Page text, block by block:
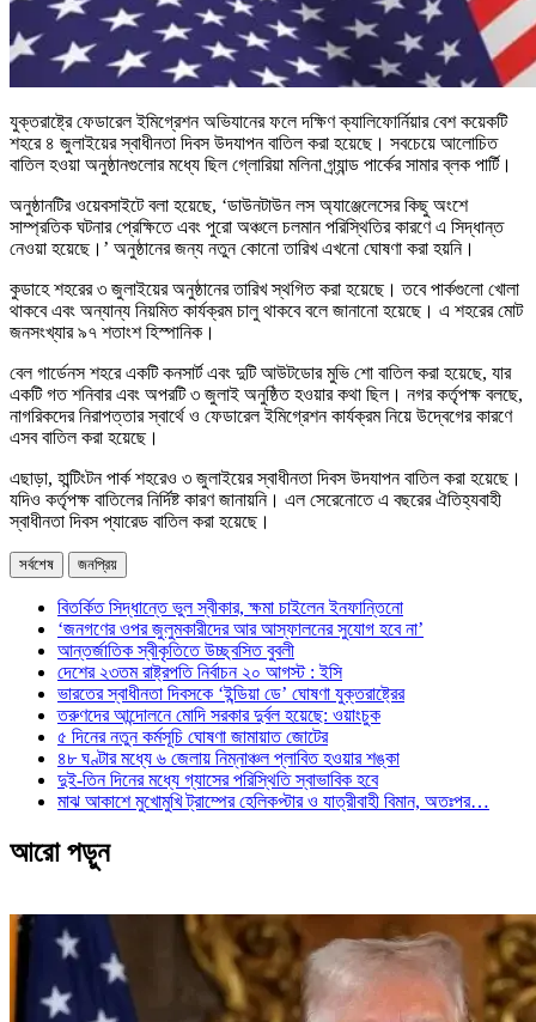
যুক্তরাষ্ট্রে ফেডারেল ইমিগ্রেশন অভিযানের ফলে দক্ষিণ ক্যালিফোর্নিয়ার বেশ কয়েকটি
শহরে ৪ জুলাইয়ের স্বাধীনতা দিবস উদযাপন বাতিল করা হয়েছে। সবচেয়ে আলোচিত
বাতিল হওয়া অনুষ্ঠানগুলোর মধ্যে ছিল গ্লোরিয়া মলিনা গ্র্যান্ড পার্কের সামার ব্লক পার্টি।
অনুষ্ঠানটির ওয়েবসাইটে বলা হয়েছে, ‘ডাউনটাউন লস অ্যাঞ্জেলেসের কিছু অংশে
সাম্প্রতিক ঘটনার প্রেক্ষিতে এবং পুরো অঞ্চলে চলমান পরিস্থিতির কারণে এ সিদ্ধান্ত
নেওয়া হয়েছে।’ অনুষ্ঠানের জন্য নতুন কোনো তারিখ এখনো ঘোষণা করা হয়নি।
কুডাহে শহরের ৩ জুলাইয়ের অনুষ্ঠানের তারিখ স্থগিত করা হয়েছে। তবে পার্কগুলো খোলা
থাকবে এবং অন্যান্য নিয়মিত কার্যক্রম চালু থাকবে বলে জানানো হয়েছে। এ শহরের মোট
জনসংখ্যার ৯৭ শতাংশ হিস্পানিক।
বেল গার্ডেনস শহরে একটি কনসার্ট এবং দুটি আউটডোর মুভি শো বাতিল করা হয়েছে, যার
একটি গত শনিবার এবং অপরটি ৩ জুলাই অনুষ্ঠিত হওয়ার কথা ছিল। নগর কর্তৃপক্ষ বলছে,
নাগরিকদের নিরাপত্তার স্বার্থে ও ফেডারেল ইমিগ্রেশন কার্যক্রম নিয়ে উদ্বেগের কারণে
এসব বাতিল করা হয়েছে।
এছাড়া, হান্টিংটন পার্ক শহরেও ৩ জুলাইয়ের স্বাধীনতা দিবস উদযাপন বাতিল করা হয়েছে।
যদিও কর্তৃপক্ষ বাতিলের নির্দিষ্ট কারণ জানায়নি। এল সেরেনোতে এ বছরের ঐতিহ্যবাহী
স্বাধীনতা দিবস প্যারেড বাতিল করা হয়েছে।
সর্বশেষ জনপ্রিয়
বিতর্কিত সিদ্ধান্তে ভুল স্বীকার, ক্ষমা চাইলেন ইনফান্তিনো
‘জনগণের ওপর জুলুমকারীদের আর আস্ফালনের সুযোগ হবে না’
আন্তর্জাতিক স্বীকৃতিতে উচ্ছ্বসিত বুবলী
দেশের ২৩তম রাষ্ট্রপতি নির্বাচন ২০ আগস্ট : ইসি
ভারতের স্বাধীনতা দিবসকে ‘ইন্ডিয়া ডে’ ঘোষণা যুক্তরাষ্ট্রের
তরুণদের আন্দোলনে মোদি সরকার দুর্বল হয়েছে: ওয়াংচুক
৫ দিনের নতুন কর্মসূচি ঘোষণা জামায়াত জোটের
৪৮ ঘণ্টার মধ্যে ৬ জেলায় নিম্নাঞ্চল প্লাবিত হওয়ার শঙ্কা
দুই-তিন দিনের মধ্যে গ্যাসের পরিস্থিতি স্বাভাবিক হবে
মাঝ আকাশে মুখোমুখি ট্রাম্পের হেলিকপ্টার ও যাত্রীবাহী বিমান, অতঃপর…
আরো পড়ুন